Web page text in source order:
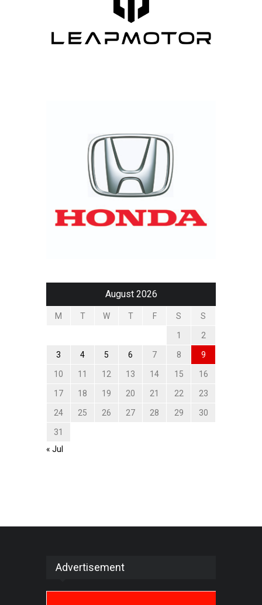
August 2026
M T W T F S S
1 2
3 4 5 6 7 8 9
10 11 12 13 14 15 16
17 18 19 20 21 22 23
24 25 26 27 28 29 30
31
« Jul
Advertisement